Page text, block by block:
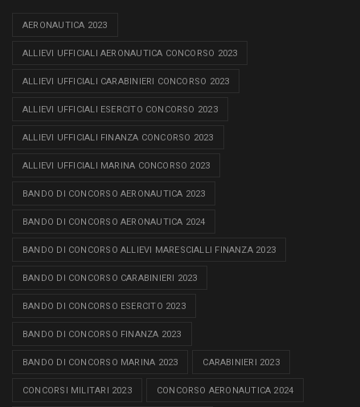
AERONAUTICA 2023
ALLIEVI UFFICIALI AERONAUTICA CONCORSO 2023
ALLIEVI UFFICIALI CARABINIERI CONCORSO 2023
ALLIEVI UFFICIALI ESERCITO CONCORSO 2023
ALLIEVI UFFICIALI FINANZA CONCORSO 2023
ALLIEVI UFFICIALI MARINA CONCORSO 2023
BANDO DI CONCORSO AERONAUTICA 2023
BANDO DI CONCORSO AERONAUTICA 2024
BANDO DI CONCORSO ALLIEVI MARESCIALLI FINANZA 2023
BANDO DI CONCORSO CARABINIERI 2023
BANDO DI CONCORSO ESERCITO 2023
BANDO DI CONCORSO FINANZA 2023
BANDO DI CONCORSO MARINA 2023 CARABINIERI 2023
CONCORSI MILITARI 2023 CONCORSO AERONAUTICA 2024